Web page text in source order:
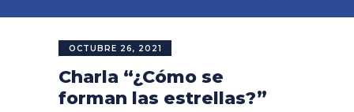
OCTUBRE 26, 2021
Charla “¿Cómo se
forman las estrellas?”